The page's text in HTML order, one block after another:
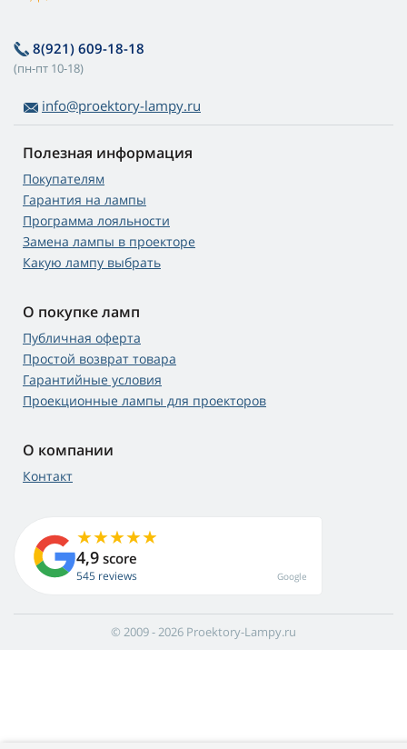
8(921) 609-18-18
(пн-пт 10-18)
info@proektory-lampy.ru
Полезная информация
Покупателям
Гарантия на лампы
Программа лояльности
Замена лампы в проекторе
Какую лампу выбрать
О покупке ламп
Публичная оферта
Простой возврат товара
Гарантийные условия
Проекционные лампы для проекторов
О компании
Контакт
4,9 score
545 reviews Google
© 2009 - 2026 Proektory-Lampy.ru